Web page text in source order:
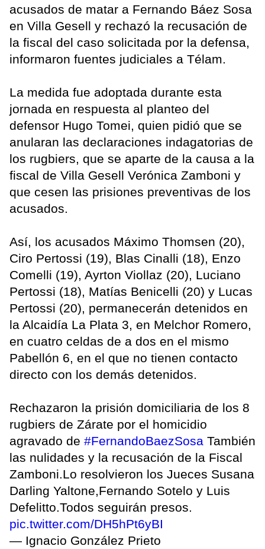
acusados de matar a Fernando Báez Sosa
en Villa Gesell y rechazó la recusación de
la fiscal del caso solicitada por la defensa,
informaron fuentes judiciales a Télam.
La medida fue adoptada durante esta
jornada en respuesta al planteo del
defensor Hugo Tomei, quien pidió que se
anularan las declaraciones indagatorias de
los rugbiers, que se aparte de la causa a la
fiscal de Villa Gesell Verónica Zamboni y
que cesen las prisiones preventivas de los
acusados.
Así, los acusados Máximo Thomsen (20),
Ciro Pertossi (19), Blas Cinalli (18), Enzo
Comelli (19), Ayrton Viollaz (20), Luciano
Pertossi (18), Matías Benicelli (20) y Lucas
Pertossi (20), permanecerán detenidos en
la Alcaidía La Plata 3, en Melchor Romero,
en cuatro celdas de a dos en el mismo
Pabellón 6, en el que no tienen contacto
directo con los demás detenidos.
Rechazaron la prisión domiciliaria de los 8
rugbiers de Zárate por el homicidio
agravado de #FernandoBaezSosa También
las nulidades y la recusación de la Fiscal
Zamboni.Lo resolvieron los Jueces Susana
Darling Yaltone,Fernando Sotelo y Luis
Defelitto.Todos seguirán presos.
pic.twitter.com/DH5hPt6yBI
— Ignacio González Prieto